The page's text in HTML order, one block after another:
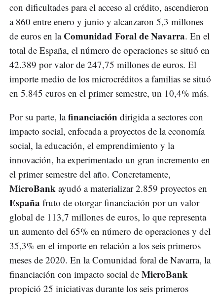
con dificultades para el acceso al crédito, ascendieron
a 860 entre enero y junio y alcanzaron 5,3 millones
de euros en la Comunidad Foral de Navarra. En el
total de España, el número de operaciones se situó en
42.389 por valor de 247,75 millones de euros. El
importe medio de los microcréditos a familias se situó
en 5.845 euros en el primer semestre, un 10,4% más.
Por su parte, lafinanciación dirigida a sectores con
impacto social, enfocada a proyectos de la economía
social, la educación, el emprendimiento y la
innovación, ha experimentado un gran incremento en
el primer semestre del año. Concretamente,
MicroBank ayudó a materializar 2.859 proyectos en
España fruto de otorgar financiación por un valor
global de 113,7 millones de euros, lo que representa
un aumento del 65% en número de operaciones y del
35,3% en el importe en relación a los seis primeros
meses de 2020. En la Comunidad foral de Navarra, la
financiación con impacto social de MicroBank
propició 25 iniciativas durante los seis primeros